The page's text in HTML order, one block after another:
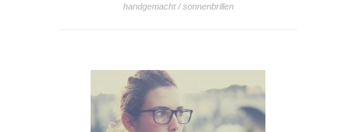
handgemacht / sonnenbrillen